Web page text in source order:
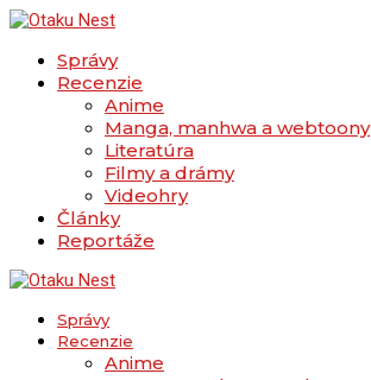
Správy
Recenzie
Anime
Manga, manhwa a webtoony
Literatúra
Filmy a drámy
Videohry
Články
Reportáže
Správy
Recenzie
Anime